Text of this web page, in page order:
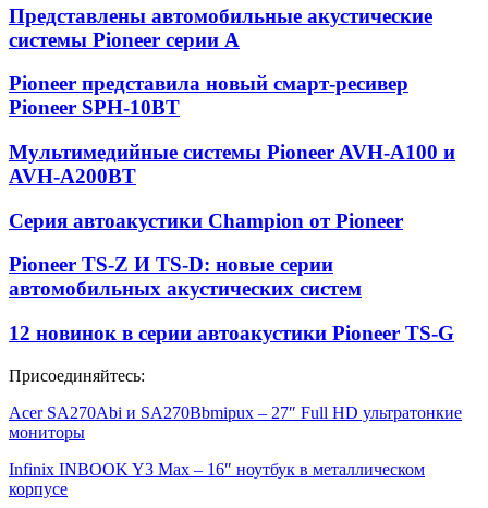
Представлены автомобильные акустические
системы Pioneer серии A
Pioneer представила новый смарт-ресивер
Pioneer SPH-10BT
Мультимедийные системы Pioneer AVH-A100 и
AVH-A200BT
Серия автоакустики Champion от Pioneer
Pioneer TS-Z И TS-D: новые серии
автомобильных акустических систем
12 новинок в серии автоакустики Pioneer TS-G
Присоединяйтесь:
Acer SA270Abi и SA270Bbmipux – 27″ Full HD ультратонкие
мониторы
Infinix INBOOK Y3 Max – 16″ ноутбук в металлическом
корпусе